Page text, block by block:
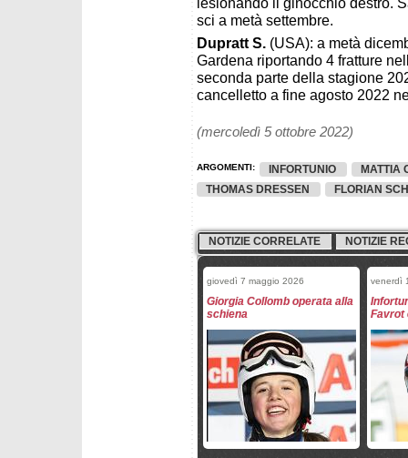
sci a metà settembre.
Dupratt S. (USA): a metà
Gardena riportando 4 fratture
seconda parte della stagione
cancelletto a fine agosto 2022
(mercoledì 5 ottobre 2022)
ARGOMENTI: INFORTUNIO
MATTIA
THOMAS DRESSEN
FLORIAN
NOTIZIE CORRELATE NOTIZIE
giovedì 7 maggio 2026
Giorgia Collomb operata alla
schiena
venerdì
Favrot